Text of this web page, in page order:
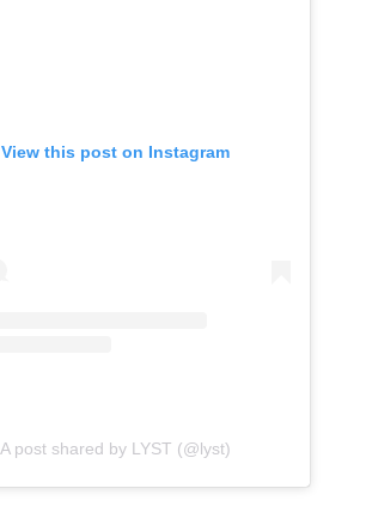
View this post on Instagram
A post shared by LYST (@lyst)